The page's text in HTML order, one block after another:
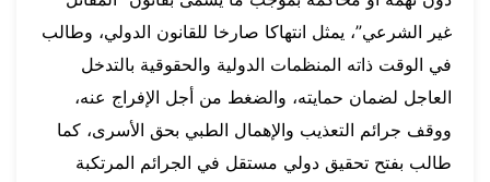
غير الشرعي”، يمثل انتهاكا صارخا للقانون الدولي، وطالب
في الوقت ذاته المنظمات الدولية والحقوقية بالتدخل
العاجل لضمان حمايته، والضغط من أجل الإفراج عنه،
ووقف جرائم التعذيب والإهمال الطبي بحق الأسرى، كما
طالب بفتح تحقيق دولي مستقل في الجرائم المرتكبة